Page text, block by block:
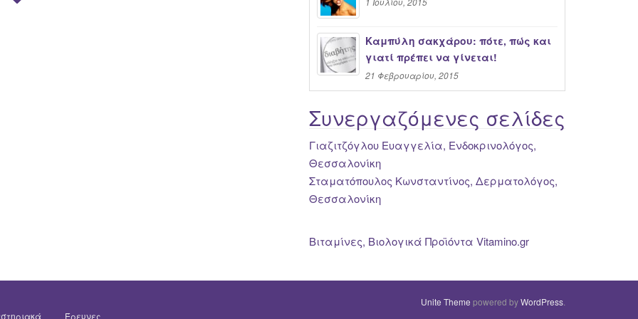
Καμπύλη σακχάρου: πότε, πώς και
γιατί πρέπει να γίνεται!
21 Φεβρουαρίου, 2015
Συνεργαζόμενες σελίδες
Γιαζιτζόγλου Ευαγγελία, Ενδοκρινολόγος,
Θεσσαλονίκη
Σταματόπουλος Κωνσταντίνος, Δερματολόγος,
Θεσσαλονίκη
Βιταμίνες, Βιολογικά Προϊόντα Vitamino.gr
Έρευνες
Unite Theme powered byWordPress